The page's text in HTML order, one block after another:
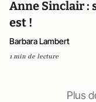
Anne Sinclair :
est !
Barbara Lambert
1 min de lecture
Plus